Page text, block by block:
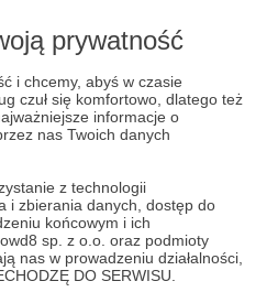
prywatność
i chcemy, abyś w czasie
czuł się komfortowo, dlatego też
informacje o
nas Twoich danych
z technologii
i zbierania danych, dostęp do
końcowym i ich
sp. z o.o. oraz podmioty
nas w prowadzeniu działalności,
DO SERWISU.
32zł/mc dodajemy